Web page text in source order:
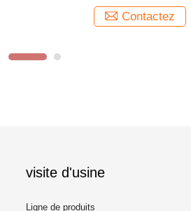
Contactez
visite d'usine
Ligne de produits